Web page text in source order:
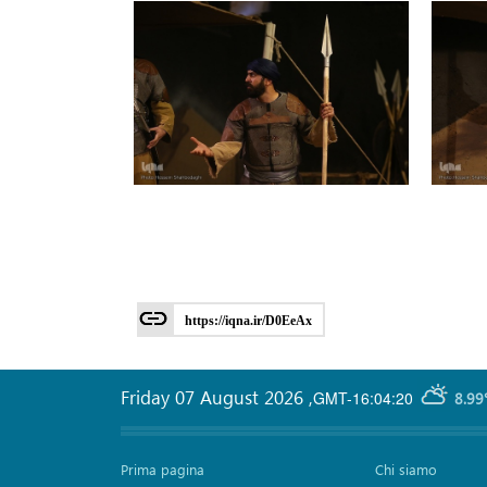
https://iqna.ir/D0EeAx
GMT-16:04:20
Friday 07 August 2026 ,
Prima pagina Chi siamo